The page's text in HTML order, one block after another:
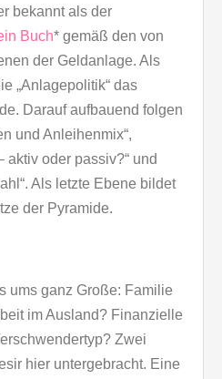
bekannt als der
Buch* gemäß den von
der Geldanlage. Als
„Anlagepolitik“ das
Darauf aufbauend folgen
und Anleihenmix“,
aktiv oder passiv?“ und
Als letzte Ebene bildet
der Pyramide.
ums ganz Große: Familie
im Ausland? Finanzielle
Zwei
hier untergebracht. Eine